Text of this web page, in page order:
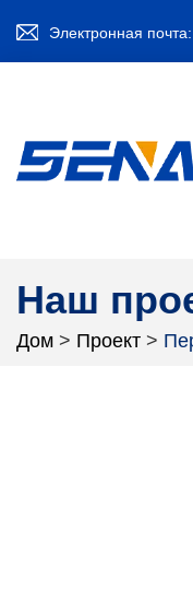
Электронная почта:
Наш
Дом > Проект >